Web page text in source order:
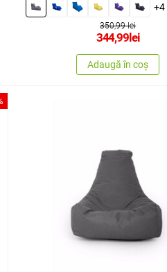
+4
350,99 lei
344,99 lei
Adaugă în coș